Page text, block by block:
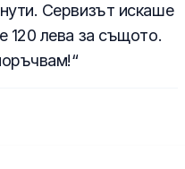
Сервизът искаше
120 лева за същото.